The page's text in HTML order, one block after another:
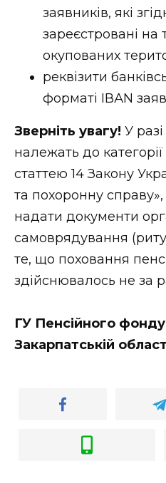
заявників, які
зареєстровані на
окупованих
реквізити
форматі ІВАN
Зверніть увагу! У
належать до
статтею 14 Закону
та похоронну
надати документи
самоврядування
те, що поховання
здійснювалось не за
ГУ Пенсійного
Закарпатській